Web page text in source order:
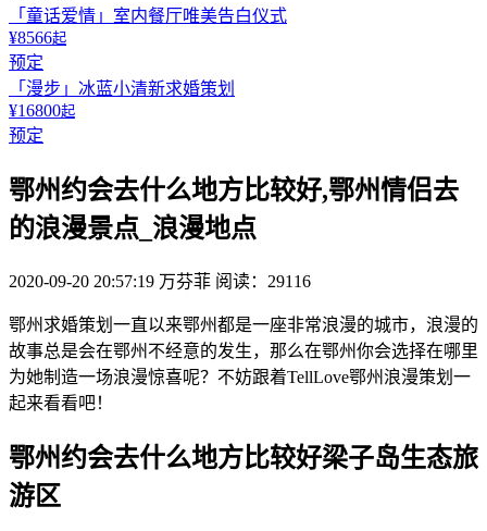
「童话爱情」室内餐厅唯美告白仪式
¥8566起
预定
「漫步」冰蓝小清新求婚策划
¥16800起
预定
鄂州约会去什么地方比较好,鄂州情侣去
的浪漫景点_浪漫地点
2020-09-20 20:57:19 万芬菲 阅读：29116
鄂州求婚策划一直以来鄂州都是一座非常浪漫的城市，浪漫的
故事总是会在鄂州不经意的发生，那么在鄂州你会选择在哪里
为她制造一场浪漫惊喜呢？不妨跟着TellLove鄂州浪漫策划一
起来看看吧！
鄂州约会去什么地方比较好梁子岛生态旅
游区